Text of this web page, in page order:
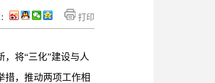
打印
将“三化”建设与人
措，推动两项工作相